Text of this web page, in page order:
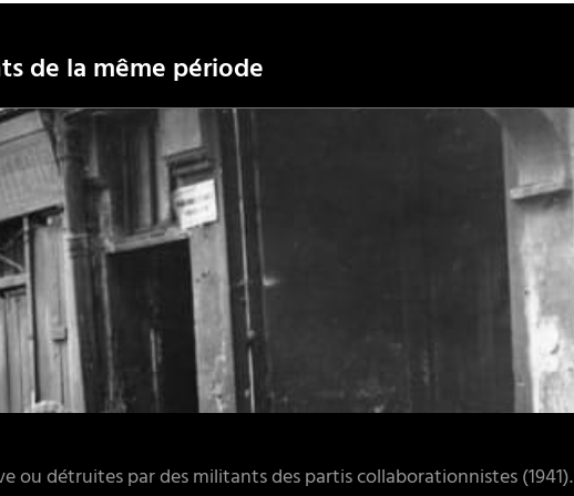
de la même période
ou détruites par des militants des partis collaborationnistes (1941).